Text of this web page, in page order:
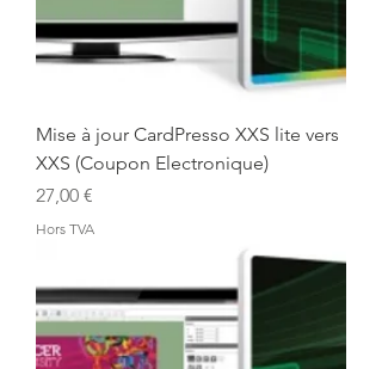
Mise à jour CardPresso XXS lite vers
XXS (Coupon Electronique)
Prix
27,00 €
Hors TVA